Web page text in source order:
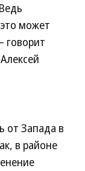
может
говорит
от Запада в
в районе